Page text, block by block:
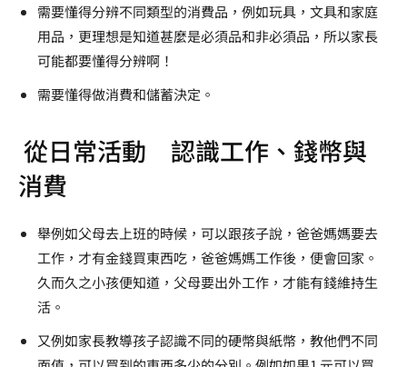
需要懂得分辨不同類型的消費品，例如玩具，文具和家庭
用品，更理想是知道甚麼是必須品和非必須品，所以家長
可能都要懂得分辨啊！
需要懂得做消費和儲蓄決定。
從日常活動 認識工作、錢幣與
消費
舉例如父母去上班的時候，可以跟孩子說，爸爸媽媽要去
工作，才有金錢買東西吃，爸爸媽媽工作後，便會回家。
久而久之小孩便知道，父母要出外工作，才能有錢維持生
活。
又例如家長教導孩子認識不同的硬幣與紙幣，教他們不同